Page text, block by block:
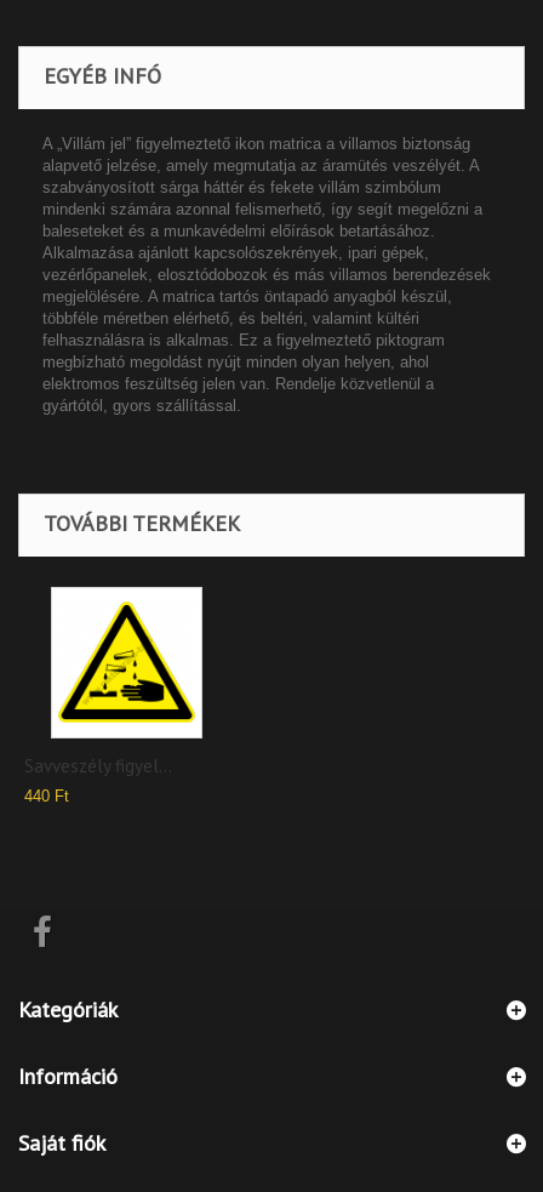
EGYÉB INFÓ
A „Villám jel” figyelmeztető ikon matrica a villamos biztonság
alapvető jelzése, amely megmutatja az áramütés veszélyét. A
szabványosított sárga háttér és fekete villám szimbólum
mindenki számára azonnal felismerhető, így segít megelőzni a
baleseteket és a munkavédelmi előírások betartásához.
Alkalmazása ajánlott kapcsolószekrények, ipari gépek,
vezérlőpanelek, elosztódobozok és más villamos berendezések
megjelölésére. A matrica tartós öntapadó anyagból készül,
többféle méretben elérhető, és beltéri, valamint kültéri
felhasználásra is alkalmas. Ez a figyelmeztető piktogram
megbízható megoldást nyújt minden olyan helyen, ahol
elektromos feszültség jelen van. Rendelje közvetlenül a
gyártótól, gyors szállítással.
TOVÁBBI TERMÉKEK
Savveszély figyel...
440 Ft
Kategóriák
Információ
Saját fiók